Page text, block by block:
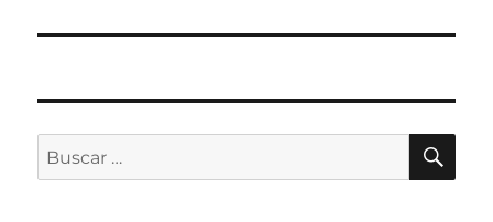
Buscar
por: